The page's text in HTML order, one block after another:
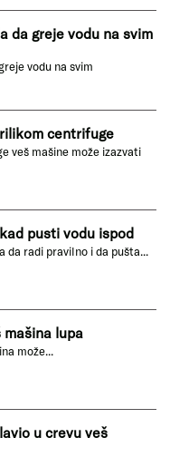
da greje vodu na svim
vodu na svim
centrifuge
veš mašine može izazvati
pusti vodu ispod
da radi pravilno i da pušta...
lupa
može...
u crevu veš